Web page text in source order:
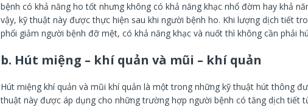
bệnh có khả năng ho tốt nhưng không có khả năng khạc nhổ đờm hay khả
vậy, kỹ thuật này được thực hiện sau khi người bệnh ho. Khi lượng dịch tiết
phổi giảm người bệnh đỡ mệt, có khả năng khạc và nuốt thì không cần phải
b. Hút miệng – khí quản và mũi – khí quản
Hút miệng khí quản và mũi khí quản là một trong những kỹ thuật hút thông
thuật này được áp dụng cho những trường hợp người bệnh có tăng dịch tiết